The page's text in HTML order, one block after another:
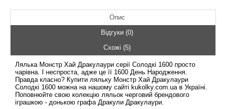
Опис
Відгуки (0)
Схожі (5)
Лялька Монстр Хай Дракулаури серії Солодкі 1600 просто
чарівна. І неспроста, адже це її 1600 День Народження.
Правда класно? Купити ляльку Монстр Хай Дракулаури
Солодкі 1600 можна на нашому сайті kukolky.com.ua в Україні.
Поповнюйте свою колекцію ляльок черговий брендового
іграшкою - донькою графа Дракули Дракулаури.